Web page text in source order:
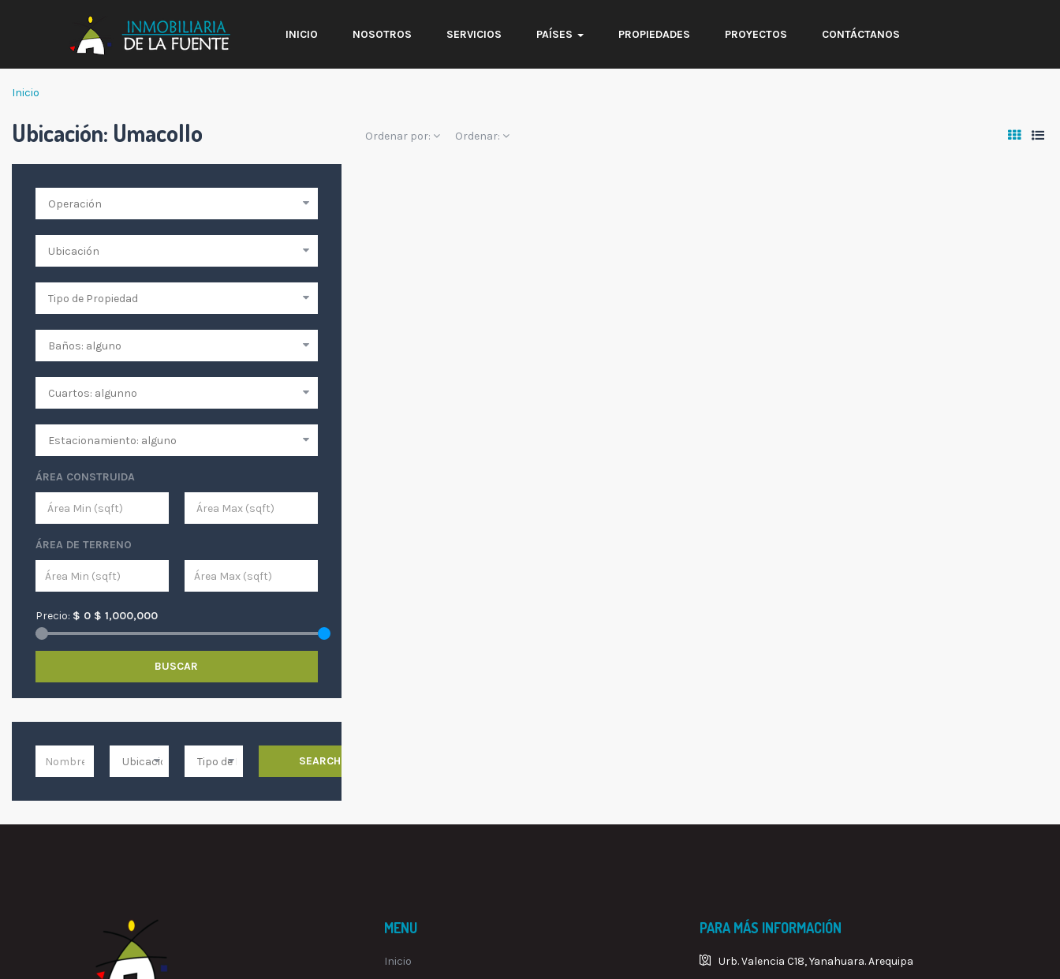
INICIO NOSOTROS SERVICIOS PAÍSES PROPIEDADES PROYECTOS CONTÁCTANOS
Inicio
Ubicación: Umacollo Ordenar por: Ordenar:
ÁREA CONSTRUIDA
ÁREA DE TERRENO
Precio: $ 0 $ 1,000,000
BUSCAR
SEARCH
MENU
Inicio
PARA MÁS INFORMACIÓN
Urb. Valencia C18, Yanahuara. Arequipa